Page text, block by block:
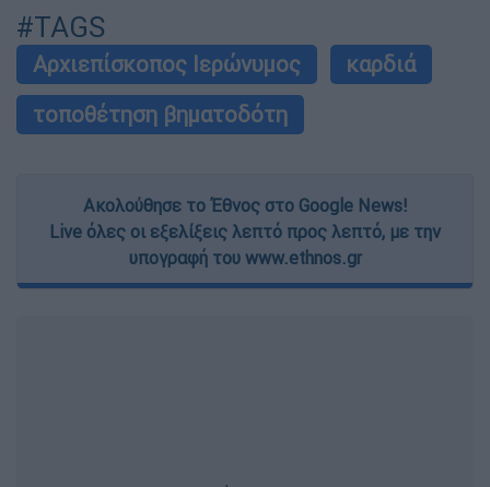
#TAGS
Αρχιεπίσκοπος Ιερώνυμος
καρδιά
τοποθέτηση βηματοδότη
Ακολούθησε το Έθνος στο Google News!
Live όλες οι εξελίξεις λεπτό προς λεπτό, με την
υπογραφή του www.ethnos.gr